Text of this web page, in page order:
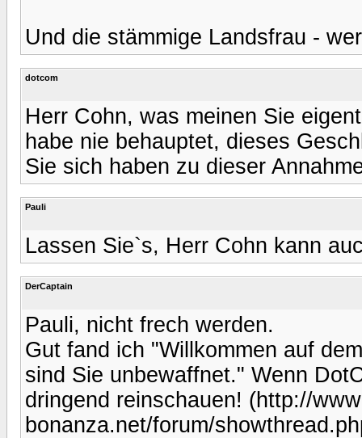
Und die stämmige Landsfrau -
dotcom
Herr Cohn, was meinen Sie
habe nie behauptet, dieses
Sie sich haben zu dieser
Pauli
Lassen Sie`s, Herr Cohn kann
DerCaptain
Pauli, nicht frech werden.
Gut fand ich "Willkommen auf
sind Sie unbewaffnet." Wenn
dringend reinschauen! (http://
bonanza.net/forum/